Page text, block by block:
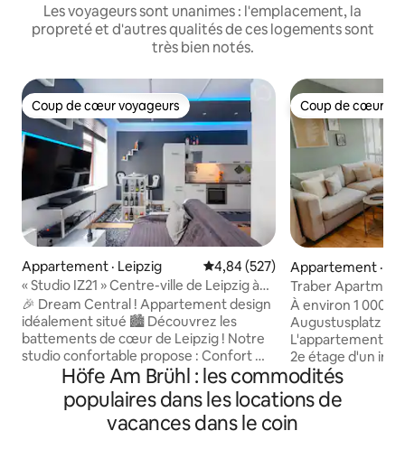
Les voyageurs sont unanimes : l'emplacement, la
propreté et d'autres qualités de ces logements sont
très bien notés.
Coup de cœur voyageurs
Coup de cœur voyageurs
Appartement · Leipzig Note moyenne de 4,84 sur 5,
4,84 (527)
« Studio IZ21 » Centre-ville de Leipzig à
proximité de l'Arena
🎉 Dream Central ! Appartement design
idéalement situé 🏙️ Découvrez les
battements de cœur de Leipzig ! Notre
studio confortable propose : Confort ✅
haut de gamme : lit king size de 1,8 m et
cuisine entièrement équipée (lave-
vaisselle, micro-ondes, cuisinière)
Emplacement ✅ idéal : 5 minutes de
Coup de cœur
Coup de cœur
Appartement ·
Traber
central
À environ 1 000
Augustusplatz : il
L'appartement de
2e étage d'un
latérale (calme)
dispose d'une
nouvelle salle de
d'une chambre
Höfe Am Brühl : les commodités
populaires dans les locations de
vacances dans le coin